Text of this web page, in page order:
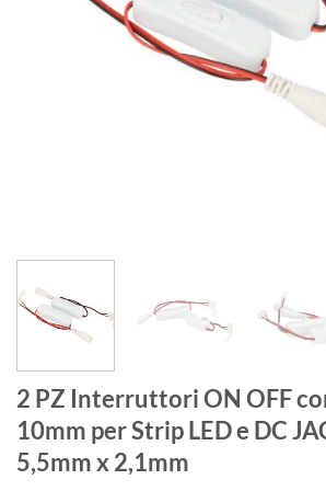
2 PZ Interruttori ON OFF
10mm per Strip LED e DC
5,5mm x 2,1mm